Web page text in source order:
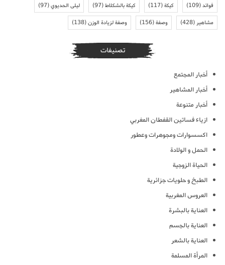
فوائد(109) كيكة(117) كيكة بالشكلاط(97) ليلى الحديوي(97)
مشاهير(428) وصفة(156) وصفة لزيادة الوزن(138)
تصنيفات
أخبار المجتمع
أخبار المشاهير
أخبار متنوعة
ازياء فساتين القفطان المغربي
اكسسوارات ومجوهرات وعطور
الحمل و الولادة
الحياة الزوجية
الطبخ و حلويات جزائرية
العروس المغربية
العناية بالبشرة
العناية بالجسم
العناية بالشعر
المرأة المسلمة